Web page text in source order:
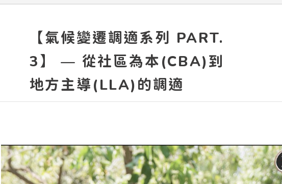
【氣候變遷調適系列 PART.
3】 — 從社區為本(CBA)到
地方主導(LLA)的調適